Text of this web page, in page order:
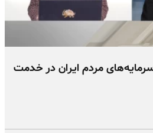
مردم ایران در خدمت